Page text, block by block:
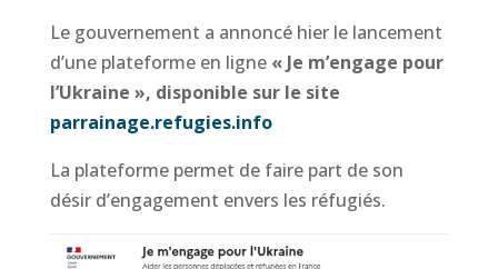
Le gouvernement a annoncé hier le lancement
d’une plateforme en ligne« Je m’engage pour
l’Ukraine », disponible sur le site
parrainage.refugies.info
La plateforme permet de faire part de son
désir d’engagement envers les réfugiés.